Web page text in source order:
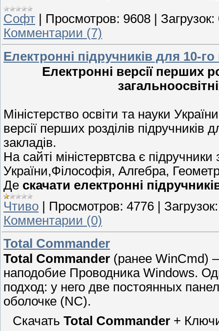
Софт
Просмотров: 9608 Загрузок:
Комментарии (7)
Електронні підручників для 10-го
Електронні версії перших
Міністерство освіти та науки
версії перших розділів підручників
закладів.
На сайті міністервтсва є
України,Філософія, Алгебра,
Де скачати електронні
Чтиво | Просмотров: 4776 | Загрузок:
Комментарии (0)
Total Commander
Total Commander (ранее
наподобие Проводника Windows.
подход: у него две постоянных
оболочке (NC).
Скачать Total Commander+ Ключи